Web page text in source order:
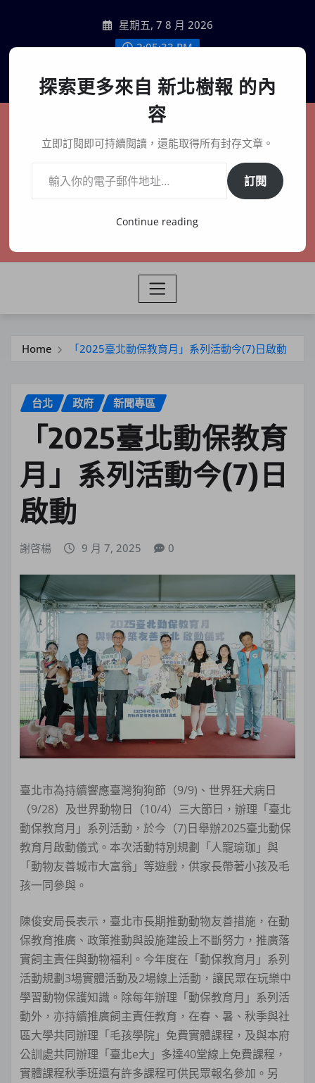
content
星期五, 7 8 月 2026
2:05:35 PM
聯絡我們
新北樹報
在地、記憶、連結、創生
Home 「2025臺北動保教育月」系列活動今(7)日啟動
台北 政府 新聞專區
「2025臺北動保教育
月」系列活動今(7)日
啟動
謝啓楊 9 月 7, 2025 0
臺北市為持續響應臺灣狗狗節（9/9)、世界狂犬病日
（9/28）及世界動物日（10/4）三大節日，辦理「臺北
動保教育月」系列活動，於今（7)日舉辦2025臺北動保
教育月啟動儀式。本次活動特別規劃「人寵瑜珈」與
「動物友善城市大富翁」等遊戲，供家長帶著小孩及毛
孩一同參與。
陳俊安局長表示，臺北市長期推動動物友善措施，在動
保教育推廣、政策推動與設施建設上不斷努力，推廣落
實飼主責任與動物福利。今年度在「動保教育月」系列
活動規劃3場實體活動及2場線上活動，讓民眾在玩樂中
學習動物保護知識。除每年辦理「動保教育月」系列活
動外，亦持續推廣飼主責任教育，在春、暑、秋季與社
區大學共同辦理「毛孩學院」免費實體課程，及與本府
公訓處共同辦理「臺北e大」多達40堂線上免費課程，
實體課程秋季班還有許多課程可供民眾報名參加。另
探索更多來自 新北樹報 的內
容
立即訂閱即可持續閱讀，還能取得所有封存文章。
訂閱
Continue reading